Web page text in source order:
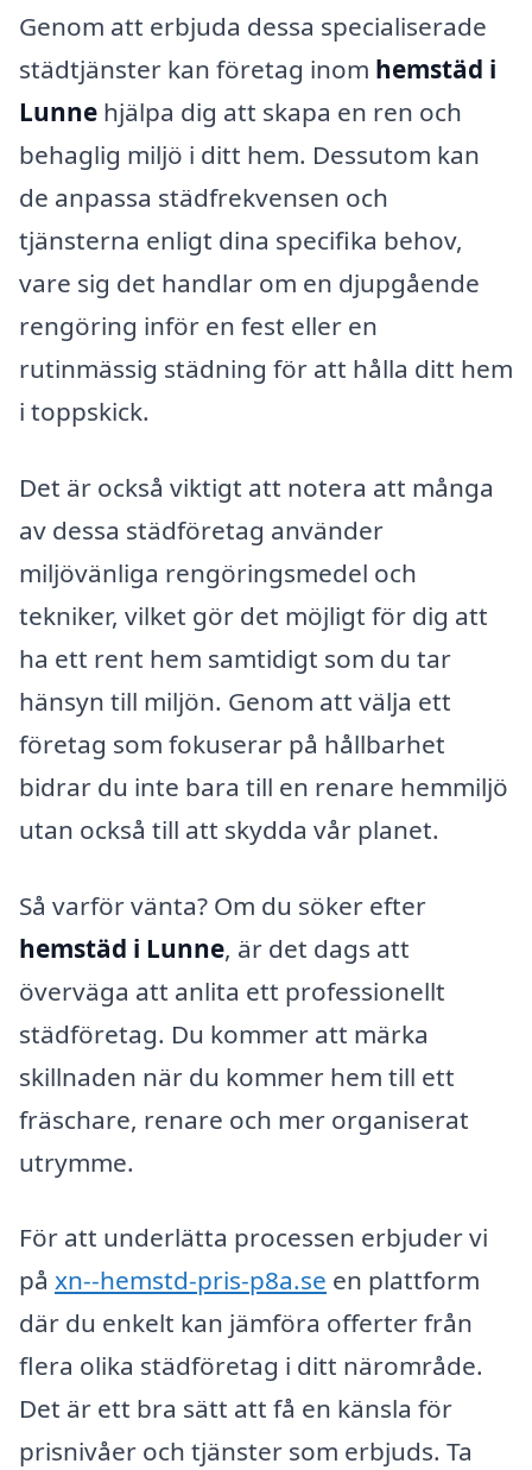
Genom att erbjuda dessa specialiserade
städtjänster kan företag inom hemstäd i
Lunne hjälpa dig att skapa en ren och
behaglig miljö i ditt hem. Dessutom kan
de anpassa städfrekvensen och
tjänsterna enligt dina specifika behov,
vare sig det handlar om en djupgående
rengöring inför en fest eller en
rutinmässig städning för att hålla ditt hem
i toppskick.
Det är också viktigt att notera att många
av dessa städföretag använder
miljövänliga rengöringsmedel och
tekniker, vilket gör det möjligt för dig att
ha ett rent hem samtidigt som du tar
hänsyn till miljön. Genom att välja ett
företag som fokuserar på hållbarhet
bidrar du inte bara till en renare hemmiljö
utan också till att skydda vår planet.
Så varför vänta? Om du söker efter
hemstäd i Lunne, är det dags att
överväga att anlita ett professionellt
städföretag. Du kommer att märka
skillnaden när du kommer hem till ett
fräschare, renare och mer organiserat
utrymme.
För att underlätta processen erbjuder vi
på xn--hemstd-pris-p8a.se en plattform
där du enkelt kan jämföra offerter från
flera olika städföretag i ditt närområde.
Det är ett bra sätt att få en känsla för
prisnivåer och tjänster som erbjuds. Ta